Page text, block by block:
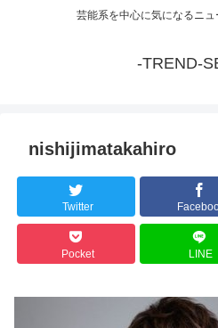
芸能系を中心に気になるニュ
-TREND-
nishijimatakahiro
Twitter
Pocket LINE